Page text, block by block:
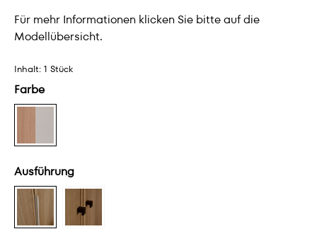
Für mehr Informationen klicken Sie bitte auf die
Modellübersicht.
Inhalt: 1 Stück
Farbe
Ausführung